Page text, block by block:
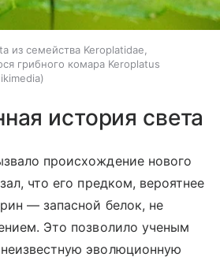
из семейства Keroplatidae,
грибного комара Keroplatus
история света
происхождение нового
что его предком, вероятнее
— запасной белок, не
Это позволило ученым
эволюционную